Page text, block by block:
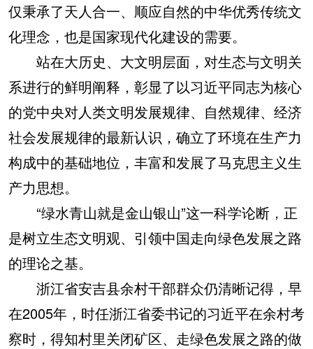
仅秉承了天人合一、顺应自然的中华优秀传统文
化理念，也是国家现代化建设的需要。
站在大历史、大文明层面，对生态与文明关
系进行的鲜明阐释，彰显了以习近平同志为核心
的党中央对人类文明发展规律、自然规律、经济
社会发展规律的最新认识，确立了环境在生产力
构成中的基础地位，丰富和发展了马克思主义生
产力思想。
“绿水青山就是金山银山”这一科学论断，正
是树立生态文明观、引领中国走向绿色发展之路
的理论之基。
浙江省安吉县余村干部群众仍清晰记得，早
在2005年，时任浙江省委书记的习近平在余村考
察时，得知村里关闭矿区、走绿色发展之路的做